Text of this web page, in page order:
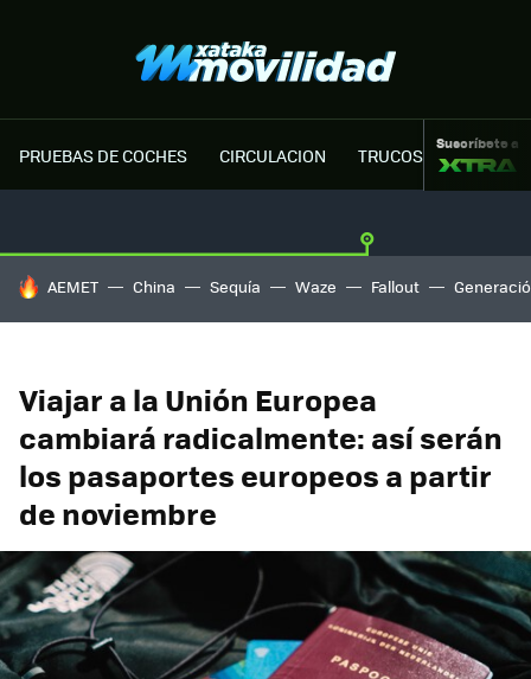
PRUEBAS DE COCHES CIRCULACION TRUCOS MOTOR
Suscríbete a
HOY SE HABLA DE
AEMET China Sequía Waze Fallout
Viajar a la Unión Europea
cambiará radicalmente: así serán
los pasaportes europeos a partir
de noviembre